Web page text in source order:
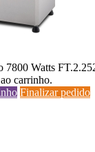
7800 Watts
carrinho.
Finalizar pedido